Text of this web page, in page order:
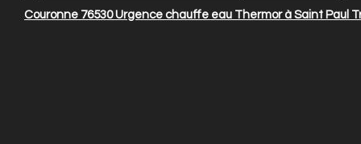
Couronne 76530Urgence chauffe eau Thermor à Saint Paul